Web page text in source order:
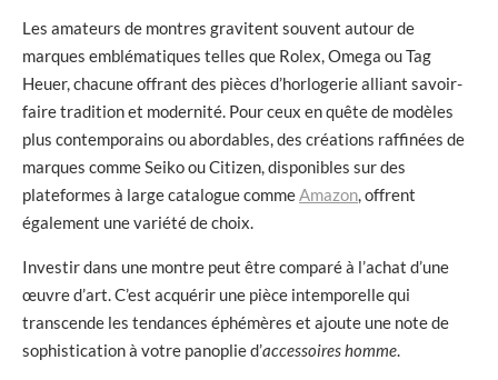
Les amateurs de montres gravitent souvent autour de
marques emblématiques telles que Rolex, Omega ou Tag
Heuer, chacune offrant des pièces d’horlogerie alliant savoir-
faire tradition et modernité. Pour ceux en quête de modèles
plus contemporains ou abordables, des créations raffinées de
marques comme Seiko ou Citizen, disponibles sur des
plateformes à large catalogue commeAmazon, offrent
également une variété de choix.
Investir dans une montre peut être comparé à l’achat d’une
œuvre d’art. C’est acquérir une pièce intemporelle qui
transcende les tendances éphémères et ajoute une note de
sophistication à votre panoplie d’accessoires homme.